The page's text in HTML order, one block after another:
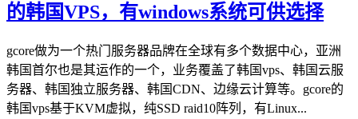
的韩国VPS，有windows系统可供选择
gcore做为一个热门服务器品牌在全球有多个数据中心，亚洲
韩国首尔也是其运作的一个，业务覆盖了韩国vps、韩国云服
务器、韩国独立服务器、韩国CDN、边缘云计算等。gcore的
韩国vps基于KVM虚拟，纯SSD raid10阵列，有Linux...